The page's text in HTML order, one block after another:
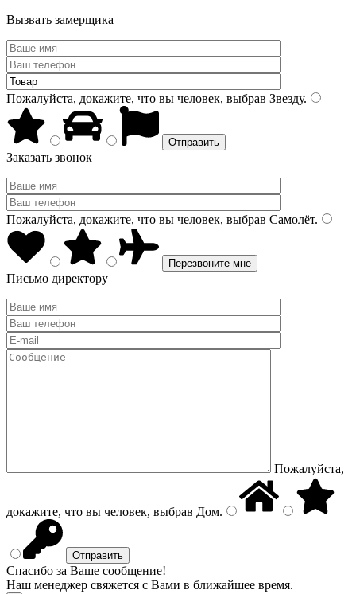
Вызвать замерщика
Пожалуйста, докажите, что вы человек, выбрав Звезду.
Заказать звонок
Пожалуйста, докажите, что вы человек, выбрав Самолёт.
Письмо директору
Пожалуйста,
докажите, что вы человек, выбрав Дом.
Спасибо за Ваше сообщение!
Наш менеджер свяжется с Вами в ближайшее время.